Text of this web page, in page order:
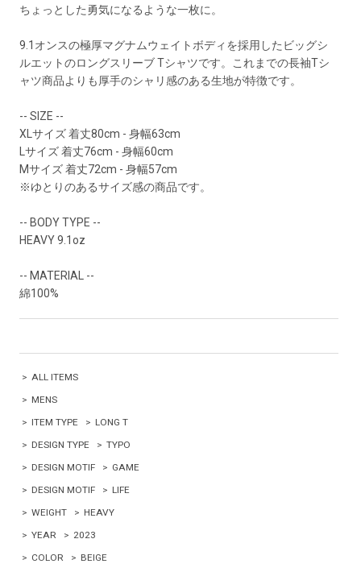
ちょっとした勇気になるような一枚に。
9.1オンスの極厚マグナムウェイトボディを採用したビッグシ
ルエットのロングスリーブ Tシャツです。これまでの長袖Tシ
ャツ商品よりも厚手のシャリ感のある生地が特徴です。
-- SIZE --
XLサイズ 着丈80cm - 身幅63cm
Lサイズ 着丈76cm - 身幅60cm
Mサイズ 着丈72cm - 身幅57cm
※ゆとりのあるサイズ感の商品です。
-- BODY TYPE --
HEAVY 9.1oz
-- MATERIAL --
綿100%
> ALL ITEMS
> MENS
> ITEM TYPE > LONG T
> DESIGN TYPE > TYPO
> DESIGN MOTIF > GAME
> DESIGN MOTIF > LIFE
> WEIGHT > HEAVY
> YEAR > 2023
> COLOR > BEIGE